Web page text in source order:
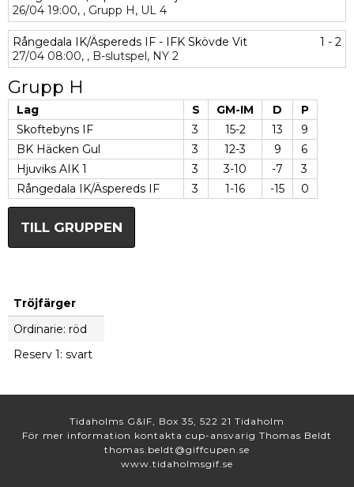
26/04 19:00, , Grupp H, UL 4
Rångedala IK/Äspereds IF - IFK Skövde Vit
1 - 2
27/04 08:00, , B-slutspel, NY 2
Grupp H
Lag S GM-IM D
P
Skoftebyns IF
3 15-2 13
9
BK Häcken Gul
3 12-3 9
6
Hjuviks AIK 1
3 3-10 -7
3
Rångedala IK/Äspereds IF
3 1-16 -15 0
TILL GRUPPEN
Tröjfärger
Ordinarie: röd
Reserv 1: svart
Tidaholms G&IF, Box 35, 522 21 Tidaholm
För mer information kontakta cup-ansvarig Thomas Beldt
thomas.beldt@giffcupen.se
www.tidaholmsgif.se